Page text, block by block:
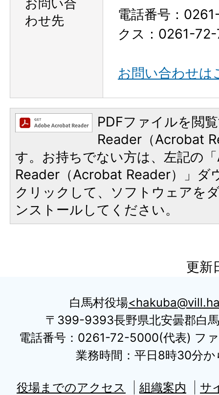
わせ先
電話番号：
クス：0261-
お問い合わせは
PDFファイルを閲
Reader（Acrobat
す。お持ちでない方は、左記の
Reader（Acrobat Reader）」ダ
クリックして、ソフトウェアを
ンストールしてください。
更新
白馬村役場
〒399-9393長野県北安曇郡白
電話番号：0261-72-5000(代表) フ
業務時間：平日8時30分か
役場までのアクセス 組織案内
サ